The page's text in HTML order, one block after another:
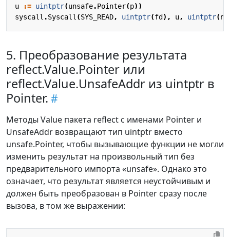
u
:= uintptr(unsafe.Pointer(p))
syscall .Syscall (SYS_READ, uintptr(fd ), u, uintptr(n
5. Преобразование результата
reflect.Value.Pointer или
reflect.Value.UnsafeAddr из uintptr в
Pointer.
Методы Value пакета reflect с именами Pointer и
UnsafeAddr возвращают тип uintptr вместо
unsafe.Pointer, чтобы вызывающие функции не могли
изменить результат на произвольный тип без
предварительного импорта «unsafe». Однако это
означает, что результат является неустойчивым и
должен быть преобразован в Pointer сразу после
вызова, в том же выражении: